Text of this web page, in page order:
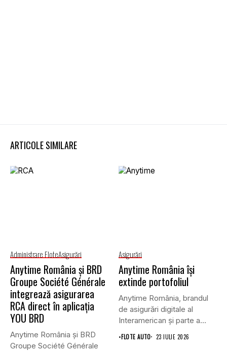
ARTICOLE SIMILARE
Administrare FloteAsigurări
Anytime România și BRD
Groupe Société Générale
integrează asigurarea
RCA direct în aplicația
YOU BRD
Anytime România și BRD
Groupe Société Générale
Asigurări
Anytime România își
extinde portofoliul
Anytime România, brandul
de asigurări digitale al
Interamerican și parte a
Grupului...
•FLOTE AUTO 23 IULIE 2026